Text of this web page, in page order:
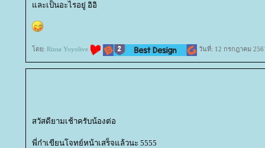
ละเป็นอะไรอยู่ อิอิ
ดย: Rinsa Yoyolive วันที่: 12 กรกฎาคม
สวัสดียามเช้าครับน้องต่อ
พี่ก๋าเขียนโจทย์หน้าเสร็จแล้วนะ 5555